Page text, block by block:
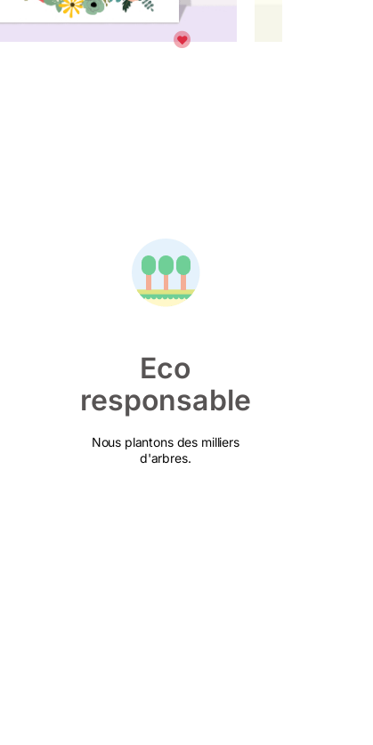
Eco
responsable
Nous plantons des milliers
d'arbres.